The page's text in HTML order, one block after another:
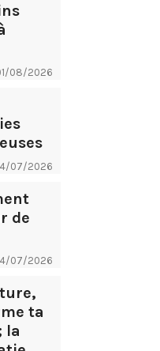
08/2026
07/2026
de
07/2026
ta
la